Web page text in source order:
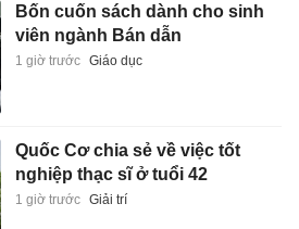
Bốn cuốn sách dành cho sinh
viên ngành Bán dẫn
1 giờ trước Giáo dục
Quốc Cơ chia sẻ về việc tốt
nghiệp thạc sĩ ở tuổi 42
1 giờ trước Giải trí